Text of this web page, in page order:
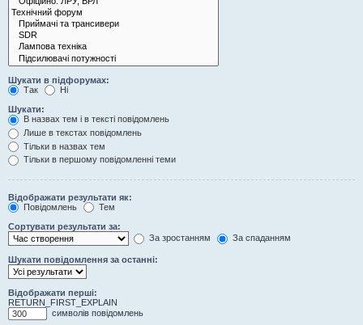
Шукати в підфорумах:
Так
Ні
Шукати:
В назвах тем і в тексті повідомлень
Лише в текстах повідомлень
Тільки в назвах тем
Тільки в першому повідомленні теми
Відображати результати як:
Повідомлень
Тем
Сортувати результати за:
За зростанням
За спаданням
Шукати повідомлення за останні:
Відображати перші:
RETURN_FIRST_EXPLAIN
символів повідомлень